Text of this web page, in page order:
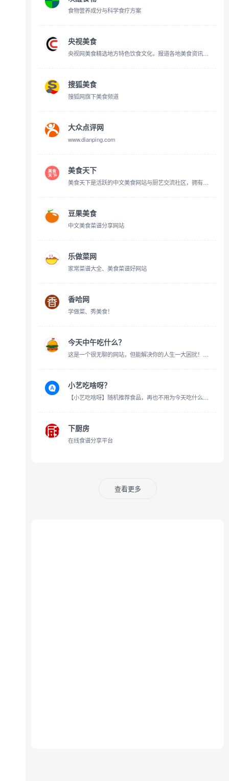
食物营养成分与科学食疗方案
央视美食
央视网美食精选地方特色饮食文化，报道各地美食资讯，解读视频行业政策，同时还推出美食DIY、美食论坛、菜谱、养生食疗、生活妙招等内容，是最权威的中文美食网。
搜狐美食
搜狐网旗下美食频道
大众点评网
www.dianping.com
美食天下
美食天下是活跃的中文美食网站与厨艺交流社区，拥有海量的优质原创美食菜谱，聚集超千万美食家。我所有的朋友都是吃货，欢迎您加入！
豆果美食
中文美食菜谱分享网站
乐做菜网
家常菜谱大全、美食菜谱好网站
香哈网
学做菜、秀美食！
今天中午吃什么？
这是一个很无聊的网站，但能解决你的人生一大困扰！选择困难户必备！
小艺吃啥呀？
【小艺吃啥呀】随机推荐食品，再也不用为今天吃什么发愁了。
下厨房
在线食谱分享平台
查看更多